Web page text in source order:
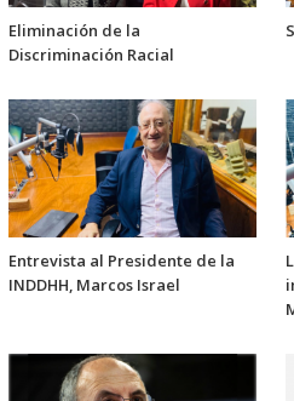
Eliminación de la
Discriminación Racial
Entrevista al Presidente de la
INDDHH, Marcos Israel